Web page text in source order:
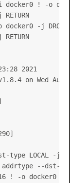
-i docker0 ! -o
docker0 -j DROP
2021
on Wed Aug
type LOCAL -j
--dst-type
! -o docker0 -j